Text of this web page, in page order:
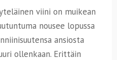
viini on muikean
nousee lopussa
ansiosta
ollenkaan. Erittäin